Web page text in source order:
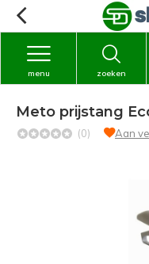
zoeken
menu
Meto prijstang
(0) Aan